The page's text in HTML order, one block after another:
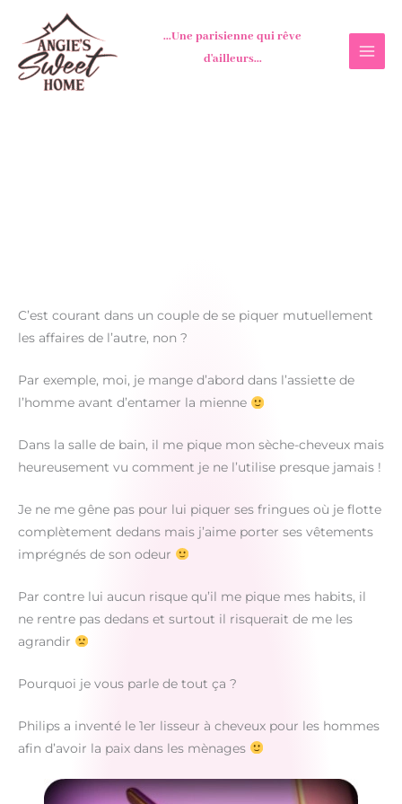
contenu
...Une parisienne qui rêve
d'ailleurs...
C’est courant dans un couple de se piquer mutuellement
les affaires de l’autre, non ?
Par exemple, moi, je mange d’abord dans l’assiette de
l’homme avant d’entamer la mienne
Dans la salle de bain, il me pique mon sèche-cheveux mais
heureusement vu comment je ne l’utilise presque jamais !
Je ne me gêne pas pour lui piquer ses fringues où je flotte
complètement dedans mais j’aime porter ses vêtements
imprégnés de son odeur
Par contre lui aucun risque qu’il me pique mes habits, il
ne rentre pas dedans et surtout il risquerait de me les
agrandir
Pourquoi je vous parle de tout ça ?
Philips a inventé le 1er lisseur à cheveux pour les hommes
afin d’avoir la paix dans les mènages